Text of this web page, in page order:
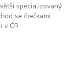
specializovaný
se čtečkami
v ČR